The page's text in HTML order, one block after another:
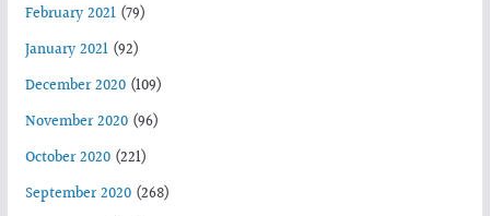
February 2021(79)
January 2021(92)
December 2020(109)
November 2020(96)
October 2020(221)
September 2020(268)